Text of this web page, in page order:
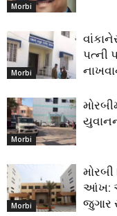
Morbi
Morbi
પત્ની
Morbi
Morbi
આંખ:
જુગાર